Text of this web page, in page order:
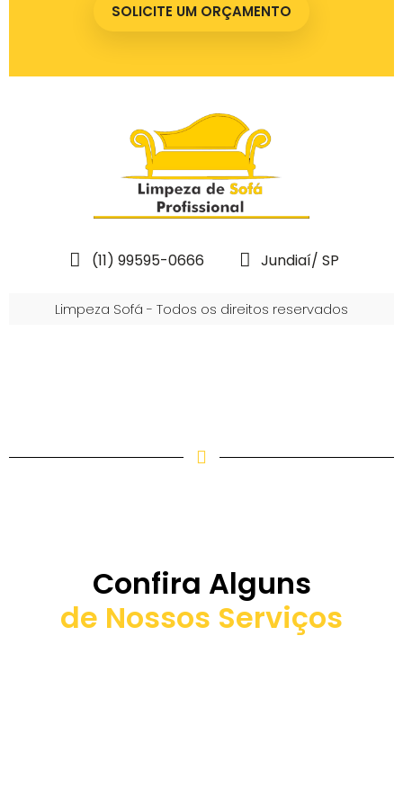
SOLICITE UM ORÇAMENTO
(11) 99595-0666 Jundiaí/ SP
Limpeza Sofá - Todos os direitos reservados
Confira Alguns
de Nossos Serviços